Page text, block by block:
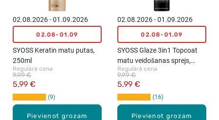
Pievienot grozam
02.08.2026 - 01.09.2026
02.08-01.09
SYOSS Keratin matu putas,
250ml
Regulārā cena
5,99 €
9,99 €
9
Pievienot grozam
02.08.2026 - 01.09.2026
02.08-01.09
SYOSS Glaze 3in1 Topcoat
matu veidošanas sprejs,
200ml
Regulārā cena
5,99 €
9,99 €
16